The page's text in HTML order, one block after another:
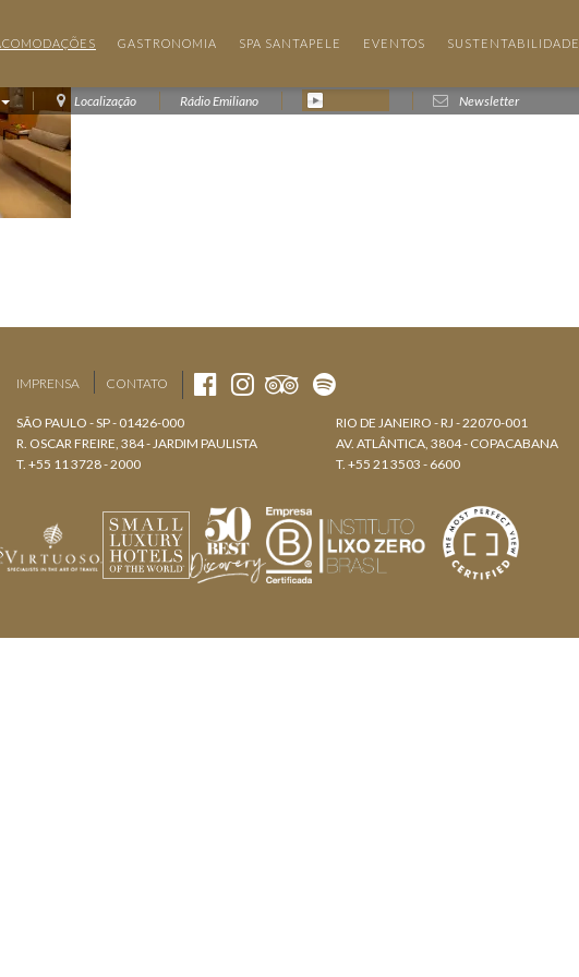
GASTRONOMIA SPA SANTAPELE EVENTOS SUSTENTABILIDADE
Localização Rádio Emiliano Newsletter
IMPRENSA CONTATO
SÃO PAULO - SP - 01426-000
R. OSCAR FREIRE, 384 - JARDIM PAULISTA
T. +55 11 3728 - 2000
RIO DE JANEIRO - RJ - 22070-001
AV. ATLÂNTICA, 3804 - COPACABANA
T. +55 21 3503 - 6600